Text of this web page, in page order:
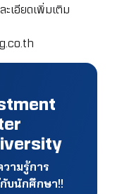
เอียดเพิ่มเติม
วามรู้การ
บนักศึกษา!!